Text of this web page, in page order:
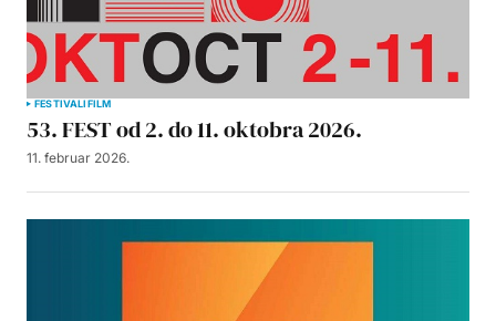
FESTIVALIFILM
53. FEST od 2. do 11. oktobra 2026.
11. februar 2026.